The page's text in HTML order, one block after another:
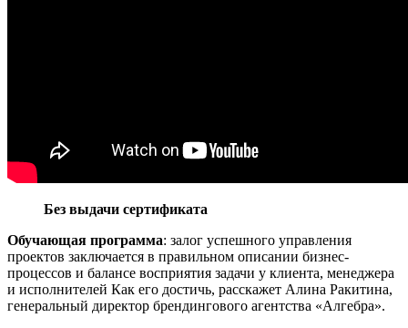
Без выдачи сертификата
Обучающая программа: залог успешного управления
проектов заключается в правильном описании бизнес-
процессов и балансе восприятия задачи у клиента, менеджера
и исполнителей Как его достичь, расскажет Алина Ракитина,
генеральный директор брендингового агентства «Алгебра».